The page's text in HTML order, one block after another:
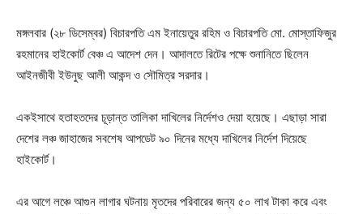
মঙ্গলবার (২৮ ডিসেম্বর) বিচারপতি এম ইনায়েতুর রহিম ও বিচারপতি মো. মোস্তাফিজুর
রহমানের হাইকোর্ট বেঞ্চ এ আদেশ দেন। আদালতে রিটের পক্ষে শুনানিতে ছিলেন
আইনজীবী ইউনুছ আলী আকন্দ ও সৌমিত্র সরদার।
একইসাথে হতাহতদের চূড়ান্ত তালিকা দাখিলের নির্দেশও দেয়া হয়েছে। এছাড়া সারা
দেশের লঞ্চ জাহাজের সবশেষ আপডেট ৯০ দিনের মধ্যে দাখিলের নির্দেশ দিয়েছে
হাইকোর্ট।
এর আগে লঞ্চে আগুন লাগার ঘটনায় মৃতদের পরিবারের জন্য ৫০ লাখ টাকা করে এবং